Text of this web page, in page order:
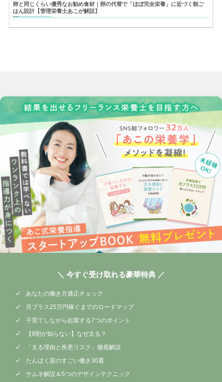
卵と同じくらい優秀なお勧め食材｜卵の代替で「ほぼ完全栄養」に近づく朝ご
はん設計【管理栄養士あこが解説】
＼ 今すぐ受け取れる豪華特典 ／
あなたの働き方適正チェック
月プラス25万円稼ぐまでのロードマップ
子育てしながら起業する7つのポイント
【9割が知らない】なぜ太る？
「太る理由と疾患リスク」徹底解説
たんぱく質のすごい働き30選
サムネ解説＆5つのデザインテクニック